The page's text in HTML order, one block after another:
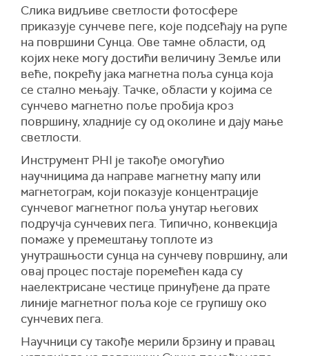
Слика видљиве светлости фотосфере
приказује сунчеве пеге, које подсећају на рупе
на површини Сунца. Ове тамне области, од
којих неке могу достићи величину Земље или
веће, покрећу јака магнетна поља сунца која
се стално мењају. Тачке, области у којима се
сунчево магнетно поље пробија кроз
површину, хладније су од околине и дају мање
светлости.
Инструмент PHI је такође омогућио
научницима да направе магнетну мапу или
магнетограм, који показује концентрације
сунчевог магнетног поља унутар његових
подручја сунчевих пега. Типично, конвекција
помаже у премештању топлоте из
унутрашњости сунца на сунчеву површину, али
овај процес постаје поремећен када су
наелектрисане честице принуђене да прате
линије магнетног поља које се групишу око
сунчевих пега.
Научници су такође мерили брзину и правац